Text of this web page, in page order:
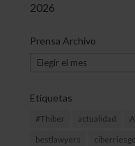
2026
Prensa Archivo
Prensa
Etiquetas
#Thiber actualidad
bestlawyers